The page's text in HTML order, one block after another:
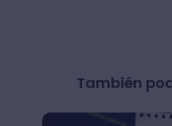
También